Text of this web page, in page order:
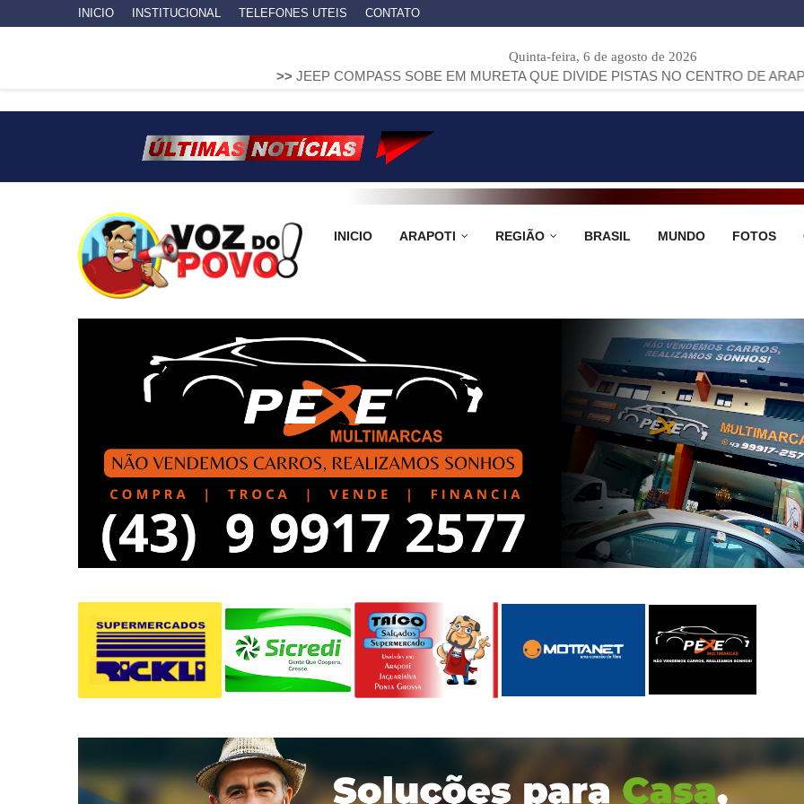
INICIO INSTITUCIONAL TELEFONES UTEIS CONTATO
Quinta-feira, 6 de agosto de 2026
JEEP COMPASS SOBE EM MURETA QUE DIVIDE PISTAS NO CENTRO DE ARAPOTI >>
INICIO ARAPOTI REGIÃO BRASIL MUNDO FOTOS